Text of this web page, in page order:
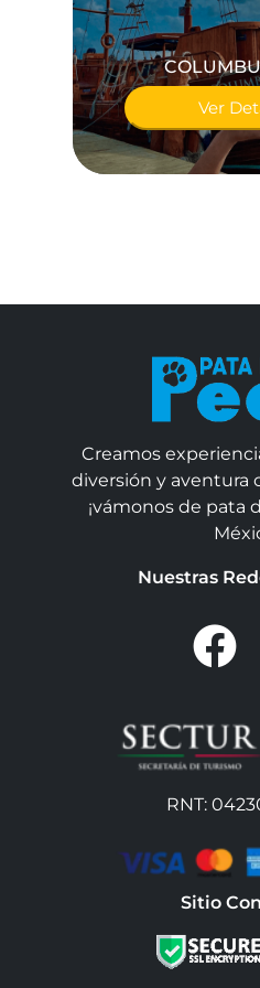
Ver
Creamos
diversión y aventura
¡vámonos de pata
Nuestras
RNT:
Sitio